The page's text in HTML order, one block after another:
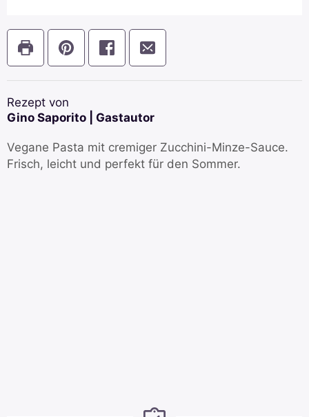
Rezept von
Gino Saporito | Gastautor
Vegane Pasta mit cremiger Zucchini-Minze-Sauce.
Frisch, leicht und perfekt für den Sommer.